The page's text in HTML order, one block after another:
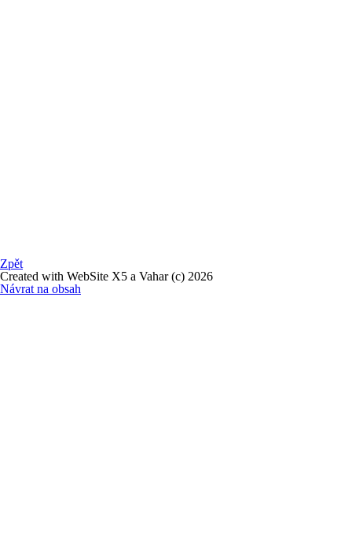
Zpět
Created with WebSite X5 a Vahar (c) 2026
Návrat na obsah